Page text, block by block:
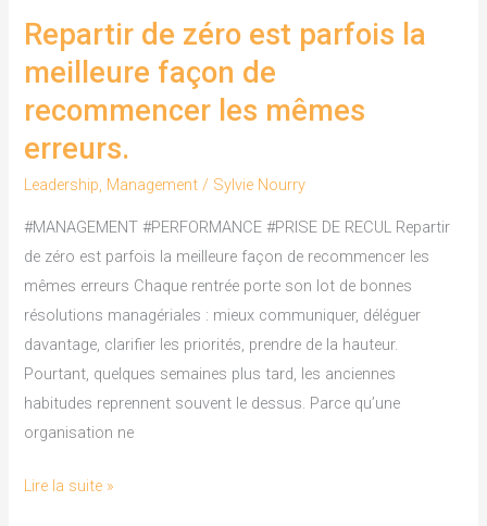
Repartir de zéro est parfois la
meilleure façon de
recommencer les mêmes
erreurs.
Leadership, Management / Sylvie Nourry
#MANAGEMENT #PERFORMANCE #PRISE DE RECUL Repartir
de zéro est parfois la meilleure façon de recommencer les
mêmes erreurs Chaque rentrée porte son lot de bonnes
résolutions managériales : mieux communiquer, déléguer
davantage, clarifier les priorités, prendre de la hauteur.
Pourtant, quelques semaines plus tard, les anciennes
habitudes reprennent souvent le dessus. Parce qu’une
organisation ne
Repartir
zéro
est
parfois
la
façon
de
recommencer
les
mêmes
erreurs.
Lire la suite »